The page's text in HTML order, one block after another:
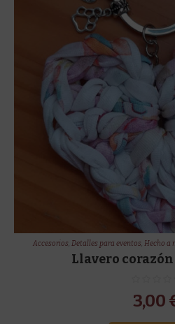
Accesorios,Detalles para eventos,Hecho a
Llavero
3,00